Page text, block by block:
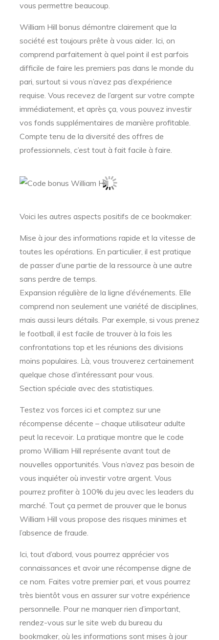
vous permettre beaucoup.
William Hill bonus démontre clairement que la
société est toujours prête à vous aider. Ici, on
comprend parfaitement à quel point il est parfois
difficile de faire les premiers pas dans le monde du
pari, surtout si vous n’avez pas d’expérience
requise. Vous recevez de l’argent sur votre compte
immédiatement, et après ça, vous pouvez investir
vos fonds supplémentaires de manière profitable.
Compte tenu de la diversité des offres de
professionnels, c’est tout à fait facile à faire.
Voici les autres aspects positifs de ce bookmaker:
Mise à jour des informations rapide et la vitesse de
toutes les opérations. En particulier, il est pratique
de passer d’une partie de la ressource à une autre
sans perdre de temps.
Expansion régulière de la ligne d’événements. Elle
comprend non seulement une variété de disciplines,
mais aussi leurs détails. Par exemple, si vous prenez
le football, il est facile de trouver à la fois les
confrontations top et les réunions des divisions
moins populaires. Là, vous trouverez certainement
quelque chose d’intéressant pour vous.
Section spéciale avec des statistiques.
Testez vos forces ici et comptez sur une
récompense décente – chaque utilisateur adulte
peut la recevoir. La pratique montre que le code
promo William Hill représente avant tout de
nouvelles opportunités. Vous n’avez pas besoin de
vous inquiéter où investir votre argent. Vous
pourrez profiter à 100% du jeu avec les leaders du
marché. Tout ça permet de prouver que le bonus
William Hill vous propose des risques minimes et
l’absence de fraude.
Ici, tout d’abord, vous pourrez apprécier vos
connaissances et avoir une récompense digne de
ce nom. Faites votre premier pari, et vous pourrez
très bientôt vous en assurer sur votre expérience
personnelle. Pour ne manquer rien d’important,
rendez-vous sur le site web du bureau du
bookmaker, où les informations sont mises à jour